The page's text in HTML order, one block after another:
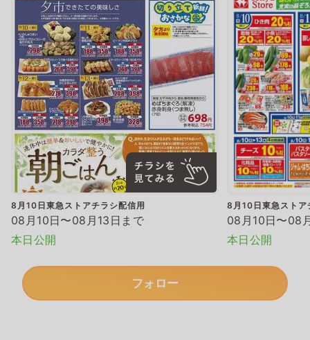
8月10日東急ストアチラシ配信用
08月10日〜08月13日まで
本日公開
8月10日東急ストア
08月10日〜08
本日公開
フォロー